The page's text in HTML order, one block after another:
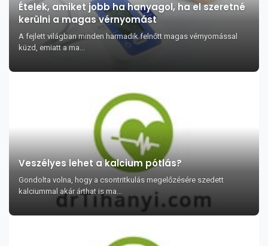
Ételek, amiket jobb ha hanyagol, ha el szeretné
kerülni a magas vérnyomást
A fejlett világban minden harmadik felnőtt magas vérnyomással
küzd, emiatt a ma...
Veszélyes lehet a kalcium pótlás?
Gondolta volna, hogy a csontritkulás megelőzésére szedett
kalciummal akár árthat is ma...